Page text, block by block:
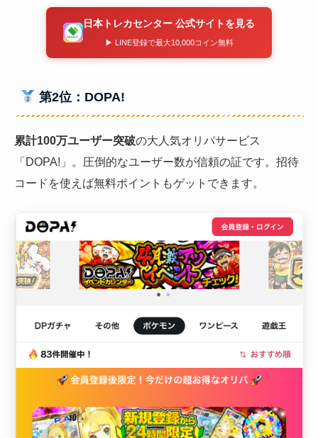
日本トレカセンター 公式サイトを見る
▶ LINE登録で最大10,000コイン無料
第2位：DOPA!
累計100万ユーザー突破の大人気オリパサービス
「DOPA!」。圧倒的なユーザー数が信頼の証です。招待
コードを使えば無料ポイントもゲットできます。